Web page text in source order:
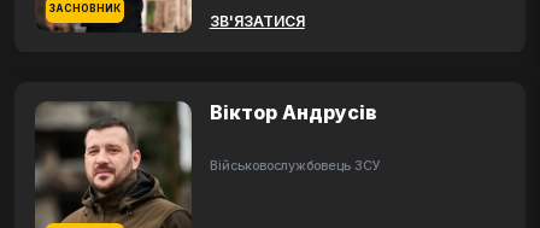
ЗАСНОВНИК
ЗВ'ЯЗАТИСЯ
Віктор Андрусів
Військовослужбовець ЗСУ